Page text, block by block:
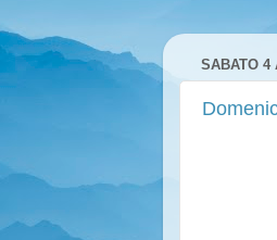
SABATO 4